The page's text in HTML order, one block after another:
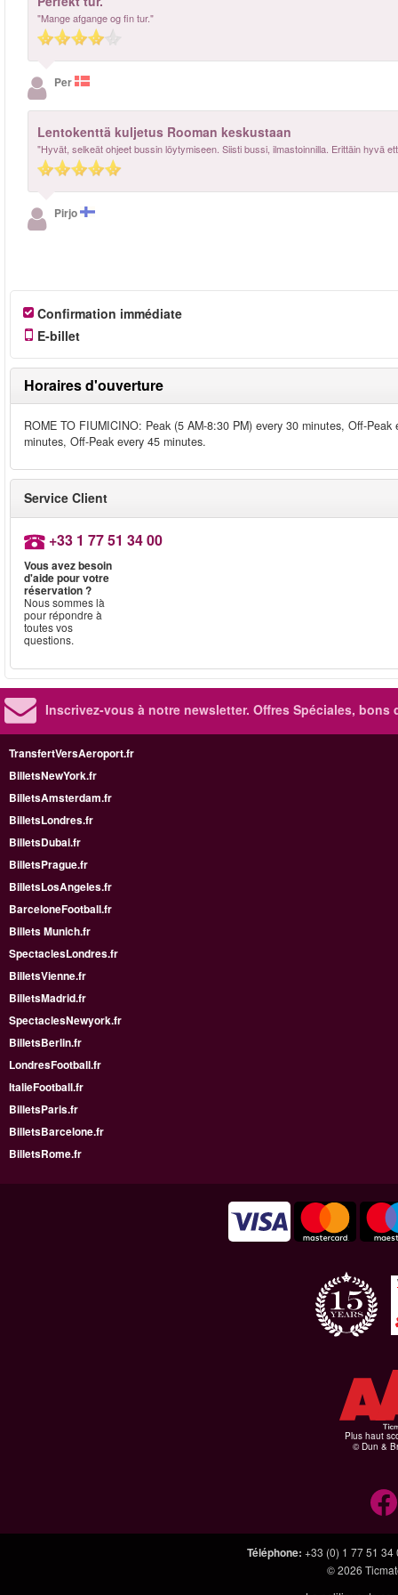
"Mange afgange og fin tur."
Per
Lentokenttä kuljetus Rooman keskustaan
"Hyvät, selkeät ohjeet bussin löytymiseen. Siisti bussi, ilmastoinnilla. Erittäin hyvä
Pirjo
Confirmation immédiate
E-billet
Horaires d'ouverture
ROME TO FIUMICINO: Peak (5 AM-8:30 PM) every 30 minutes, Off-
minutes, Off-Peak every 45 minutes.
Service Client
+33 1 77 51 34 00
Vous avez besoin
d'aide pour votre
réservation ?
Nous sommes là
pour répondre à
toutes vos
questions.
Inscrivez-vous à notre newsletter. Offres Spéciales, bons
TransfertVersAeroport.fr
BilletsNewYork.fr
BilletsAmsterdam.fr
BilletsLondres.fr
BilletsDubai.fr
BilletsPrague.fr
BilletsLosAngeles.fr
BarceloneFootball.fr
Billets Munich.fr
SpectaclesLondres.fr
BilletsVienne.fr
BilletsMadrid.fr
SpectaclesNewyork.fr
BilletsBerlin.fr
LondresFootball.fr
ItalieFootball.fr
BilletsParis.fr
BilletsBarcelone.fr
BilletsRome.fr
Plus haut
© Dun &
Téléphone: +33 (0) 1 77 51 34
© 2026